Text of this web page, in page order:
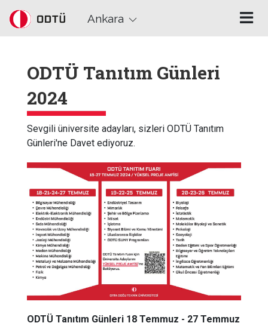
Skip to main content
Ankara
ODTÜ Tanıtım Günleri
2024
Sevgili üniversite adayları, sizleri ODTÜ Tanıtım
Günleri'ne Davet ediyoruz.
ODTÜ Tanıtım Günleri 18 Temmuz - 27 Temmuz